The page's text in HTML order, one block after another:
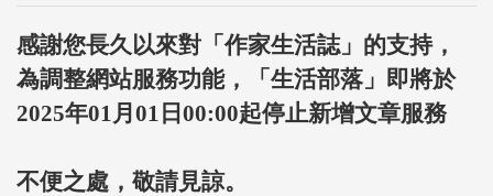
感謝您長久以來對「作家生活誌」的支持，
為調整網站服務功能，「生活部落」即將於
2025年01月01日00:00起停止新增文章服務
不便之處，敬請見諒。